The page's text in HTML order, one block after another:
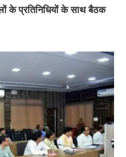
के प्रतिनिधियों के साथ बैठक